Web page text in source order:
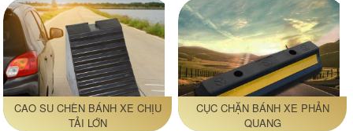
CAO SU CHÈN BÁNH XE CHỊU
TẢI LỚN
CỤC CHẶN BÁNH XE PHẢN
QUANG